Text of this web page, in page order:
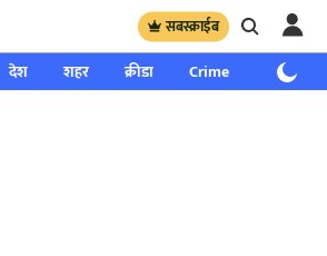
सबस्क्राईब
देश शहर क्रीडा Crime साप्ताहिक